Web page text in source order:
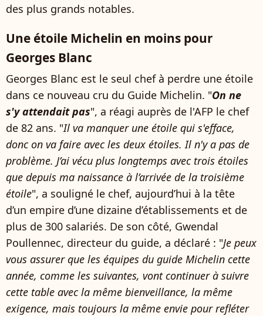
des plus grands notables.
Une étoile Michelin en moins pour
Georges Blanc
Georges Blanc est le seul chef à perdre une étoile
dans ce nouveau cru du Guide Michelin. "On ne
s'y attendait pas", a réagi auprès de l'AFP le chef
de 82 ans. "Il va manquer une étoile qui s'efface,
donc on va faire avec les deux étoiles. Il n'y a pas de
problème. J’ai vécu plus longtemps avec trois étoiles
que depuis ma naissance à l’arrivée de la troisième
étoile", a souligné le chef, aujourd’hui à la tête
d’un empire d’une dizaine d’établissements et de
plus de 300 salariés. De son côté, Gwendal
Poullennec, directeur du guide, a déclaré : "Je peux
vous assurer que les équipes du guide Michelin cette
année, comme les suivantes, vont continuer à suivre
cette table avec la même bienveillance, la même
exigence, mais toujours la même envie pour refléter